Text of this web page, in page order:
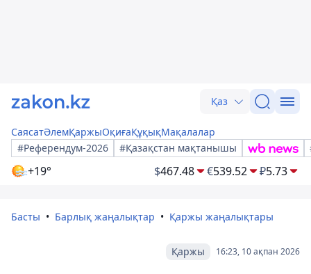
Қаз
СаясатӘлемҚаржыОқиғаҚұқықМақалалар
#Референдум-2026
#Қазақстан мақтанышы
+19° $467.48 €539.52 ₽5.73
Басты Барлық жаңалықтар Қаржы жаңалықтары
16:23, 10 ақпан 2026
Қаржы